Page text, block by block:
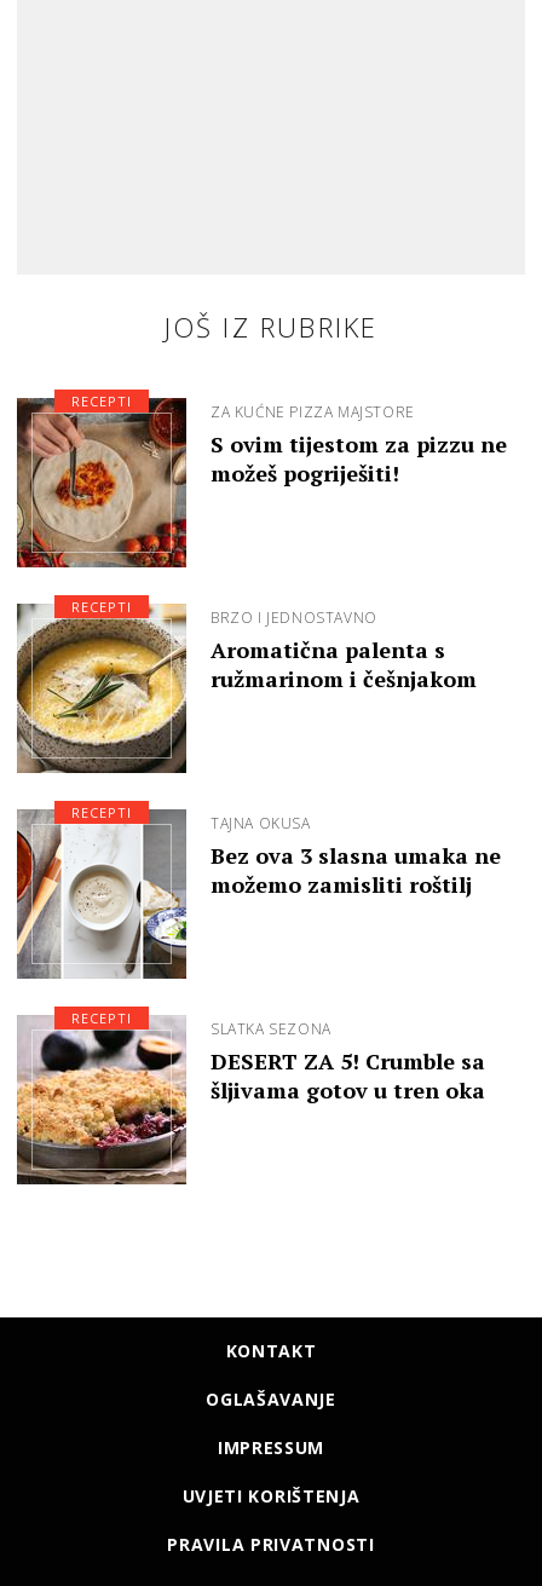
JOŠ IZ RUBRIKE
ZA KUĆNE PIZZA MAJSTORE
S ovim tijestom za pizzu ne
možeš pogriješiti!
RECEPTI
BRZO I JEDNOSTAVNO
Aromatična palenta s
ružmarinom i češnjakom
RECEPTI
TAJNA OKUSA
Bez ova 3 slasna umaka ne
možemo zamisliti roštilj
RECEPTI
SLATKA SEZONA
DESERT ZA 5! Crumble sa
šljivama gotov u tren oka
RECEPTI
KONTAKT
OGLAŠAVANJE
IMPRESSUM
UVJETI KORIŠTENJA
PRAVILA PRIVATNOSTI